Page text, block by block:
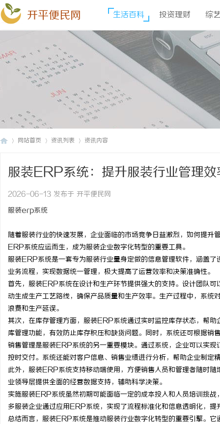
开平便民网 生活百科 投资理财 综
网站首页 资讯列表 资讯内容
服装ERP系统：提升服装行业管理
2026-06-13 发布于 开平便民网
服装erp系统
随着服装行业的快速发展，企业面临的市场竞争日益激烈，如何提
ERP系统应运而生，成为服装企业数字化转型的重要工具。
服装ERP系统是一套专为服装行业量身定做的信息管理软件，涵盖
业务流程，实现数据统一管理，极大提高了运营效率和决策准确性。
首先，服装ERP系统在设计和生产环节提供强大的支持。设计团队
动生成生产工艺路线，确保产品质量和生产效率。生产过程中，系
浪费和生产延误。
其次，在库存管理方面，服装ERP系统通过实时监控库存状态，帮
库管理功能，有效防止库存积压和缺货问题。同时，系统还可根据销
销售管理是服装ERP系统的另一重要模块。通过系统，企业可以实
按时交付。系统还能对客户信息、销售业绩进行分析，帮助企业制定
此外，服装ERP系统支持移动端使用，方便销售人员和管理者随时
业领导层提供全面的经营数据支持，辅助科学决策。
实施服装ERP系统虽然初期可能面临一定的成本投入和人员培训挑
多服装企业通过应用ERP系统，实现了流程标准化和信息透明化，提
总结而言，服装ERP系统是推动服装行业数字化转型的重要引擎。